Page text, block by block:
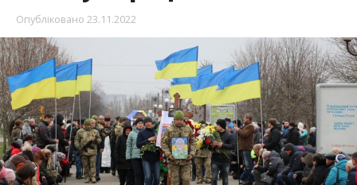
З невимовним сумом повідомили, що за
підтвердженим аналізом ДНК, під час наступу
на Херсонщині 29 серпня 2022 року внаслідок
вибухової травми, загинув робітник НЗФ,
молодший сержант в/ч А 1962ОлексійНаумов.
Він працював електрогазозварником РБЦ АТ.
Про це стало відомо з Facebook. Про загибель